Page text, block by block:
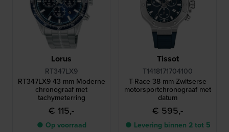
Lorus
RT347LX9
RT347LX9 43 mm Moderne
chronograaf met
tachymeterring
€ 115,-
● Op voorraad
Tissot
T1418171704100
T-Race 38 mm Zwitserse
motorsportchronograaf met
datum
€ 595,-
● Levering binnen 2 tot 5